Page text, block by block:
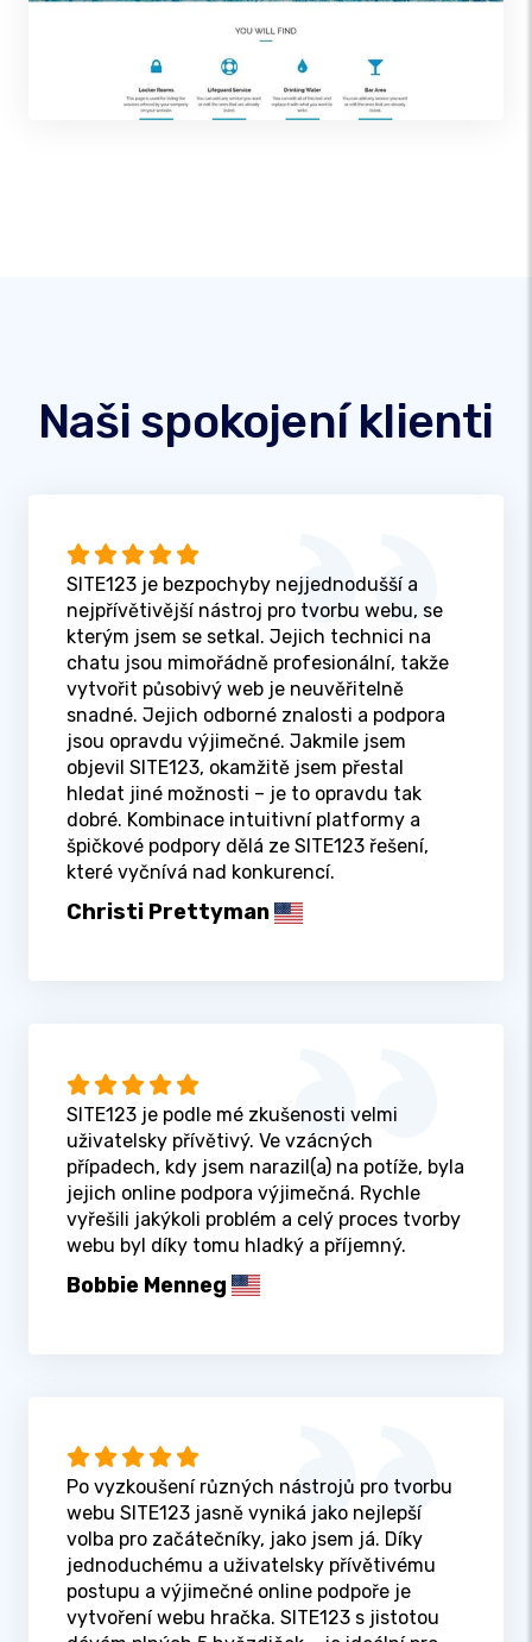
Naši spokojení klienti
SITE123 je bezpochyby nejjednodušší a
nejpřívětivější nástroj pro tvorbu webu, se
kterým jsem se setkal. Jejich technici na
chatu jsou mimořádně profesionální, takže
vytvořit působivý web je neuvěřitelně
snadné. Jejich odborné znalosti a podpora
jsou opravdu výjimečné. Jakmile jsem
objevil SITE123, okamžitě jsem přestal
hledat jiné možnosti – je to opravdu tak
dobré. Kombinace intuitivní platformy a
špičkové podpory dělá ze SITE123 řešení,
které vyčnívá nad konkurencí.
Christi Prettyman
SITE123 je podle mé zkušenosti velmi
uživatelsky přívětivý. Ve vzácných
případech, kdy jsem narazil(a) na potíže, byla
jejich online podpora výjimečná. Rychle
vyřešili jakýkoli problém a celý proces tvorby
webu byl díky tomu hladký a příjemný.
Bobbie Menneg
Po vyzkoušení různých nástrojů pro tvorbu
webu SITE123 jasně vyniká jako nejlepší
volba pro začátečníky, jako jsem já. Díky
jednoduchému a uživatelsky přívětivému
postupu a výjimečné online podpoře je
vytvoření webu hračka. SITE123 s jistotou